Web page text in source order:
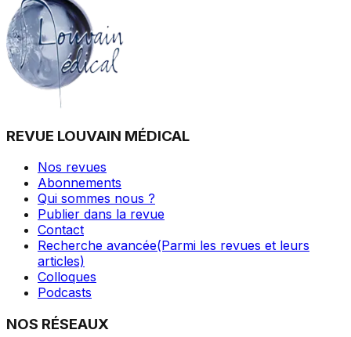
REVUE LOUVAIN MÉDICAL
Nos revues
Abonnements
Qui sommes nous ?
Publier dans la revue
Contact
Recherche avancée(Parmi les revues et leurs
articles)
Colloques
Podcasts
NOS RÉSEAUX